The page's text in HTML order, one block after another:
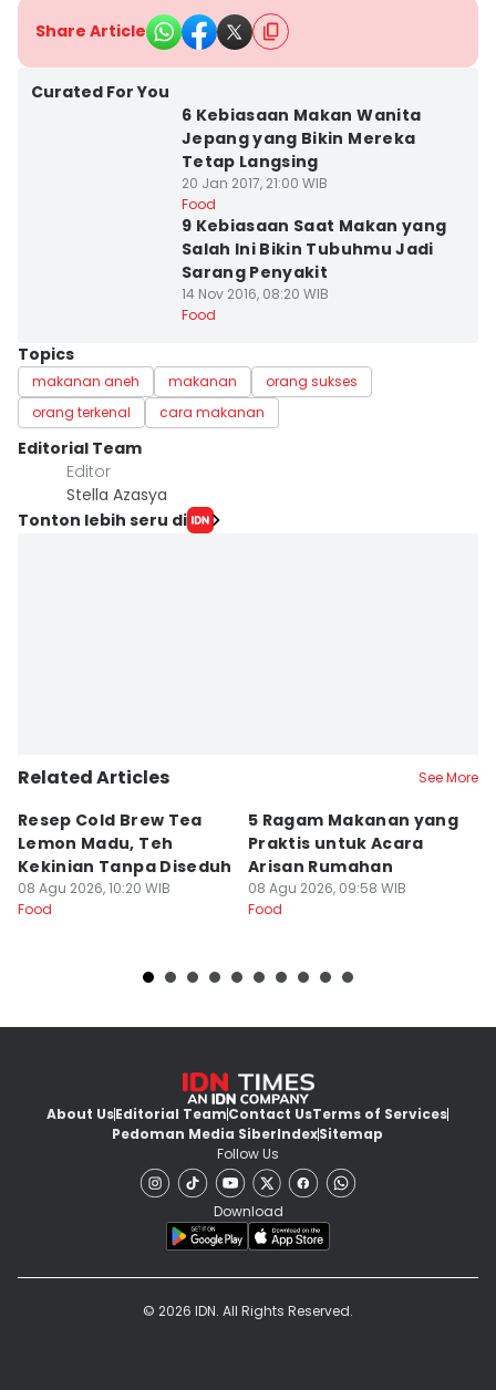
Share Article
Curated For You
6 Kebiasaan Makan Wanita
Jepang yang Bikin Mereka
Tetap Langsing
20 Jan 2017, 21:00 WIB
Food
9 Kebiasaan Saat Makan yang
Salah Ini Bikin Tubuhmu Jadi
Sarang Penyakit
14 Nov 2016, 08:20 WIB
Food
Topics
makanan aneh makanan
orang sukses
orang terkenal
cara makanan
Editorial Team
Editor
Stella Azasya
Tonton lebih seru di
Related Articles See More
Resep Cold Brew Tea
Lemon Madu, Teh
Kekinian Tanpa Diseduh
08 Agu 2026, 10:20 WIB
Food
5 Ragam Makanan yang
Praktis untuk Acara
Arisan Rumahan
08 Agu 2026, 09:58 WIB
Food
About UsEditorial TeamContact UsTerms of Services
Pedoman Media SiberIndexSitemap
Follow Us
Download
© 2026 IDN. All Rights Reserved.